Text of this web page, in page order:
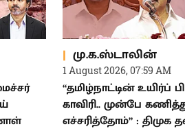
மு.க.ஸ்டாலின்
1 August 2026, 07:59 AM
“தமிழ்நாட்டின் உயிர்ப்
காவிரி.. முன்பே
எச்சரித்தோம்” : திமுக
மு.க.ஸ்டாலின்!